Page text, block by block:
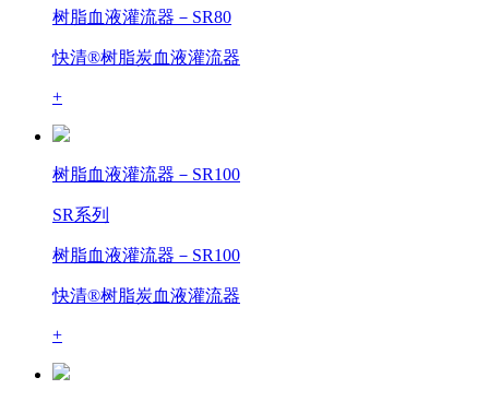
树脂血液灌流器－SR80
快清®树脂炭血液灌流器
+
树脂血液灌流器－SR100
SR系列
树脂血液灌流器－SR100
快清®树脂炭血液灌流器
+